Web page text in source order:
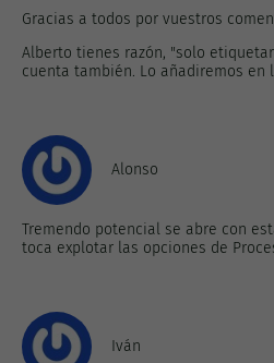
Gracias a todos por vuestros
Alberto tienes razón, "solo
cuenta también. Lo añadiremos en
Alonso
Tremendo potencial se abre con
toca explotar las opciones de
Iván